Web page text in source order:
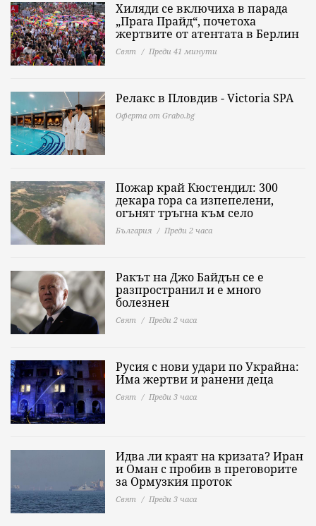
Хиляди се включиха в парада
„Прага Прайд“, почетоха
жертвите от атентата в Берлин
Свят Преди 41 минути
Релакс в Пловдив - Victoria SPA
Оферта от Grabo.bg
Пожар край Кюстендил: 300
декара гора са изпепелени,
огънят тръгна към село
България Преди 2 часа
Ракът на Джо Байдън се е
разпространил и е много
болезнен
Свят Преди 2 часа
Русия с нови удари по Украйна:
Има жертви и ранени деца
Свят Преди 3 часа
Идва ли краят на кризата? Иран
и Оман с пробив в преговорите
за Ормузкия проток
Свят Преди 3 часа